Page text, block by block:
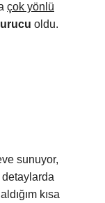
çok yönlü
oldu.
sunuyor,
kısa